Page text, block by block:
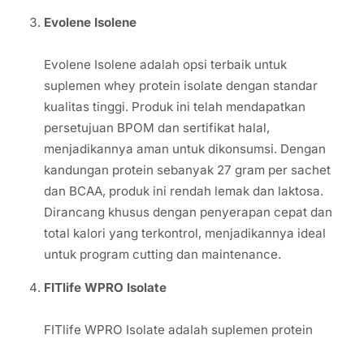
Evolene Isolene
Evolene Isolene adalah opsi terbaik untuk
suplemen whey protein isolate dengan standar
kualitas tinggi. Produk ini telah mendapatkan
persetujuan BPOM dan sertifikat halal,
menjadikannya aman untuk dikonsumsi. Dengan
kandungan protein sebanyak 27 gram per sachet
dan BCAA, produk ini rendah lemak dan laktosa.
Dirancang khusus dengan penyerapan cepat dan
total kalori yang terkontrol, menjadikannya ideal
untuk program cutting dan maintenance.
FITlife WPRO Isolate
FITlife WPRO Isolate adalah suplemen protein